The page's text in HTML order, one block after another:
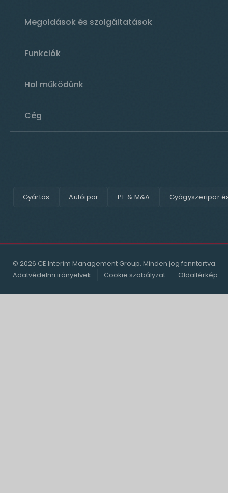
Megoldások és szolgáltatások
Funkciók
Hol működünk
Cég
Gyártás Autóipar PE & M&A Gyógyszeripar
© 2026 CE Interim Management Group. Minden jog fenntartva.
Adatvédelmi irányelvek
Cookie szabályzat Oldaltérkép